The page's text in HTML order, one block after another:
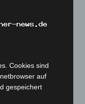
Cookies sind
auf
gespeichert